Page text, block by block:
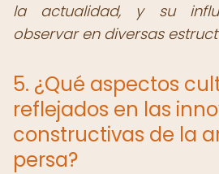
la actualidad, y su
observar en diversas
5. ¿Qué aspectos
reflejados en las
constructivas de la
persa?